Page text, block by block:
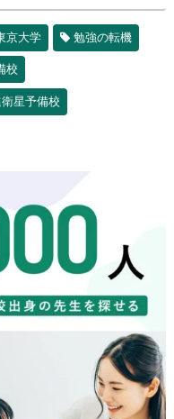
京大学 勉強の転機
校
星予備校